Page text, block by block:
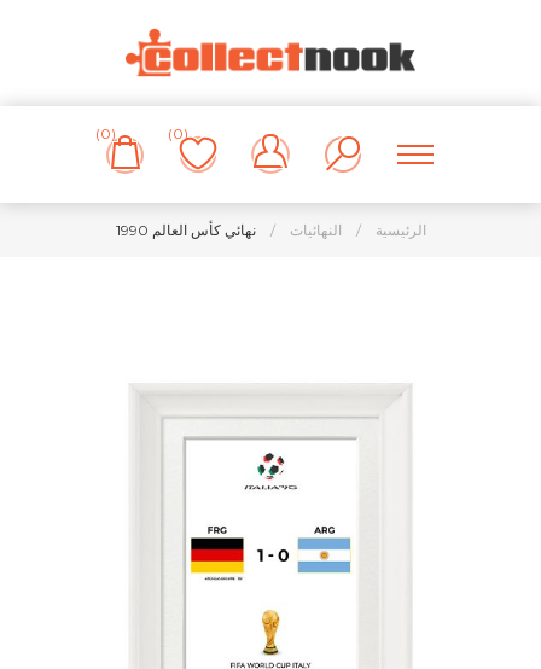
(0)
(0)
الرئيسية / النهائيات / نهائي كأس العالم 1990